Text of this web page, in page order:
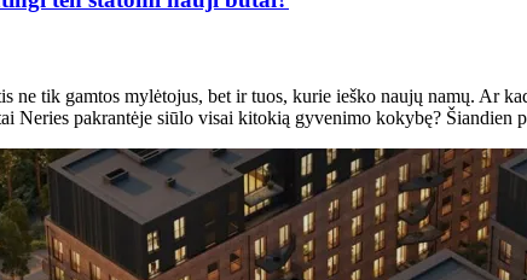
ne tik gamtos mylėtojus, bet ir tuos, kurie ieško naujų namų. Ar
Neries pakrantėje siūlo visai kitokią gyvenimo kokybę?